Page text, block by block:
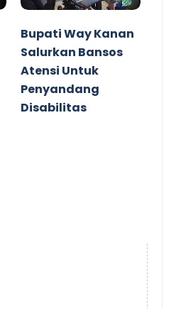
Bupati Way Kanan
Salurkan Bansos
Atensi Untuk
Penyandang
Disabilitas